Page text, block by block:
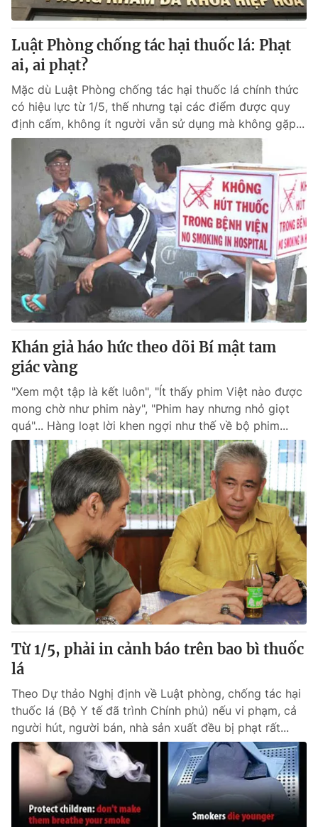
Luật Phòng chống tác hại thuốc lá: Phạt
ai, ai phạt?
Mặc dù Luật Phòng chống tác hại thuốc lá chính thức
có hiệu lực từ 1/5, thế nhưng tại các điểm được quy
định cấm, không ít người vẫn sử dụng mà không gặp...
Khán giả háo hức theo dõi Bí mật tam
giác vàng
"Xem một tập là kết luôn", "Ít thấy phim Việt nào được
mong chờ như phim này", "Phim hay nhưng nhỏ giọt
quá"... Hàng loạt lời khen ngợi như thế về bộ phim...
Từ 1/5, phải in cảnh báo trên bao bì thuốc
lá
Theo Dự thảo Nghị định về Luật phòng, chống tác hại
thuốc lá (Bộ Y tế đã trình Chính phủ) nếu vi phạm, cả
người hút, người bán, nhà sản xuất đều bị phạt rất...